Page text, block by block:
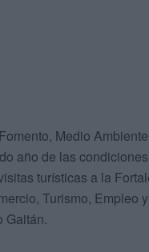
Medio
año de las
turísticas a la
Turismo, Empleo
Gaitán.